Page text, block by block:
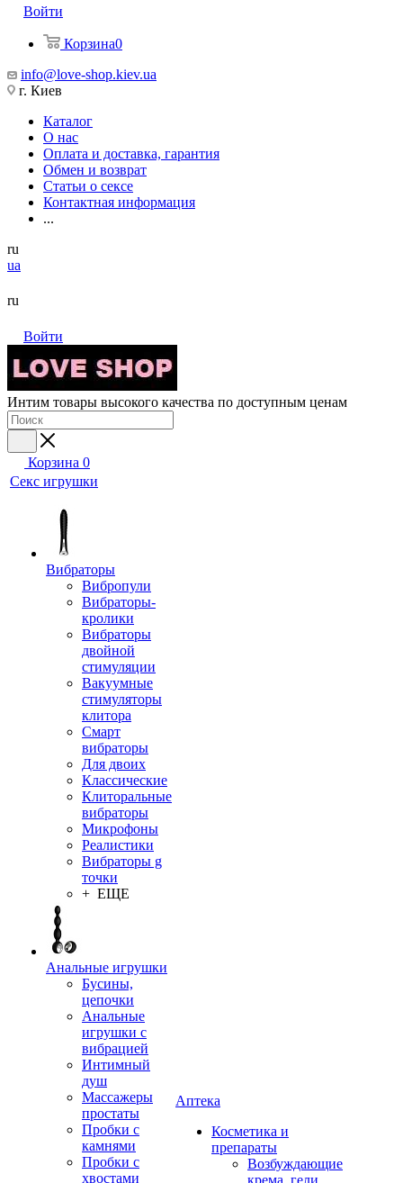
Войти
Корзина0
info@love-shop.kiev.ua
г. Киев
Каталог
О нас
Оплата и доставка, гарантия
Обмен и возврат
Статьи о сексе
Контактная информация
...
ru
ua
ru
Войти
Интим товары высокого качества по доступным ценам
Корзина 0
Секс игрушки
Вибраторы
Вибропули
Вибраторы-
кролики
Вибраторы
двойной
стимуляции
Вакуумные
стимуляторы
клитора
Смарт
вибраторы
Для двоих
Классические
Клиторальные
вибраторы
Микрофоны
Реалистики
Вибраторы g
точки
+ ЕЩЕ
Анальные игрушки
Бусины,
цепочки
Анальные
игрушки с
вибрацией
Интимный
душ
Массажеры
простаты
Пробки с
камнями
Пробки с
хвостами
Аптека
Косметика и
препараты
Возбуждающие
крема, гели